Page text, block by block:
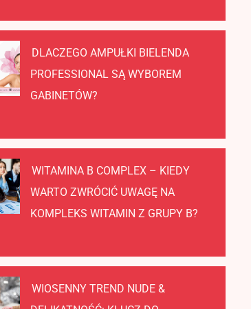
DLACZEGO AMPUŁKI BIELENDA
PROFESSIONAL SĄ WYBOREM
GABINETÓW?
WITAMINA B COMPLEX – KIEDY
WARTO ZWRÓCIĆ UWAGĘ NA
KOMPLEKS WITAMIN Z GRUPY B?
WIOSENNY TREND NUDE &